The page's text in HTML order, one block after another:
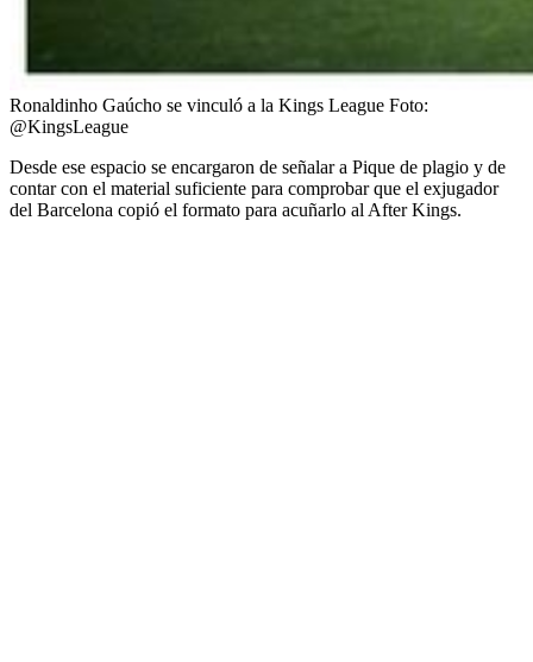
Ronaldinho Gaúcho se vinculó a la Kings League Foto:
@KingsLeague
Desde ese espacio se encargaron de señalar a Pique de plagio y de
contar con el material suficiente para comprobar que el exjugador
del Barcelona copió el formato para acuñarlo al After Kings.